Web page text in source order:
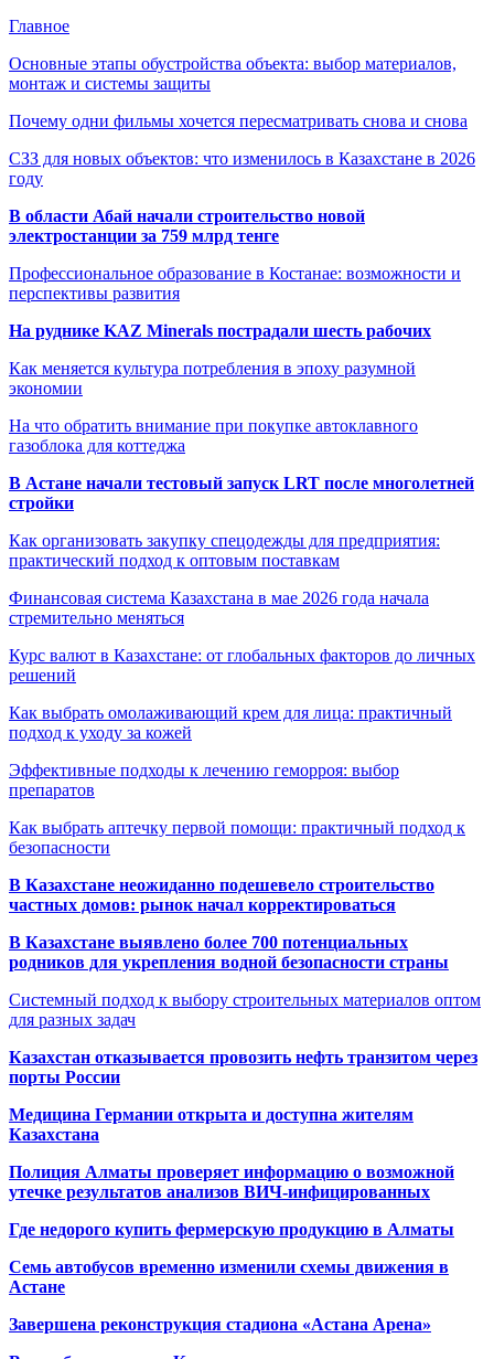
Главное
Основные этапы обустройства объекта: выбор материалов,
монтаж и системы защиты
Почему одни фильмы хочется пересматривать снова и снова
СЗЗ для новых объектов: что изменилось в Казахстане в 2026
году
В области Абай начали строительство новой
электростанции за 759 млрд тенге
Профессиональное образование в Костанае: возможности и
перспективы развития
На руднике KAZ Minerals пострадали шесть рабочих
Как меняется культура потребления в эпоху разумной
экономии
На что обратить внимание при покупке автоклавного
газоблока для коттеджа
В Астане начали тестовый запуск LRT после многолетней
стройки
Как организовать закупку спецодежды для предприятия:
практический подход к оптовым поставкам
Финансовая система Казахстана в мае 2026 года начала
стремительно меняться
Курс валют в Казахстане: от глобальных факторов до личных
решений
Как выбрать омолаживающий крем для лица: практичный
подход к уходу за кожей
Эффективные подходы к лечению геморроя: выбор
препаратов
Как выбрать аптечку первой помощи: практичный подход к
безопасности
В Казахстане неожиданно подешевело строительство
частных домов: рынок начал корректироваться
В Казахстане выявлено более 700 потенциальных
родников для укрепления водной безопасности страны
Системный подход к выбору строительных материалов оптом
для разных задач
Казахстан отказывается провозить нефть транзитом через
порты России
Медицина Германии открыта и доступна жителям
Казахстана
Полиция Алматы проверяет информацию о возможной
утечке результатов анализов ВИЧ-инфицированных
Где недорого купить фермерскую продукцию в Алматы
Семь автобусов временно изменили схемы движения в
Астане
Завершена реконструкция стадиона «Астана Арена»